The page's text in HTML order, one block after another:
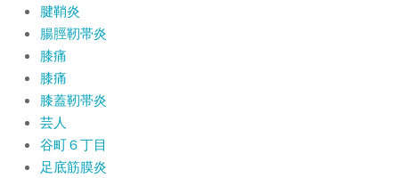
腱鞘炎
腸脛靭帯炎
膝痛
膝痛
膝蓋靭帯炎
芸人
谷町６丁目
足底筋膜炎